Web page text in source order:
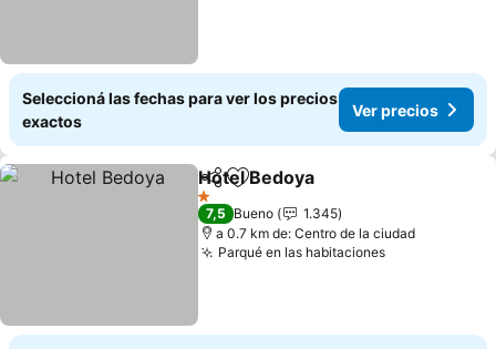
Seleccioná las fechas para ver los precios
exactos
Ver precios
CompartirAñadir a favoritos
Hotel Bedoya
1 Estrellas
7,5 Bueno
1.345
a 0.7 km de: Centro de la ciudad
Parqué en las habitacionesVer precios